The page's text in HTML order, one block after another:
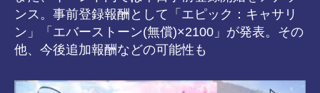
ンス。事前登録報酬として「エピック：キャサリ
ン」「エバーストーン(無償)×2100」が発表。その
他、今後追加報酬などの可能性も